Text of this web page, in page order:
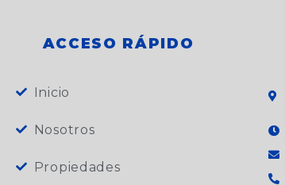
ACCESO RÁPIDO
Inicio
Nosotros
Propiedades